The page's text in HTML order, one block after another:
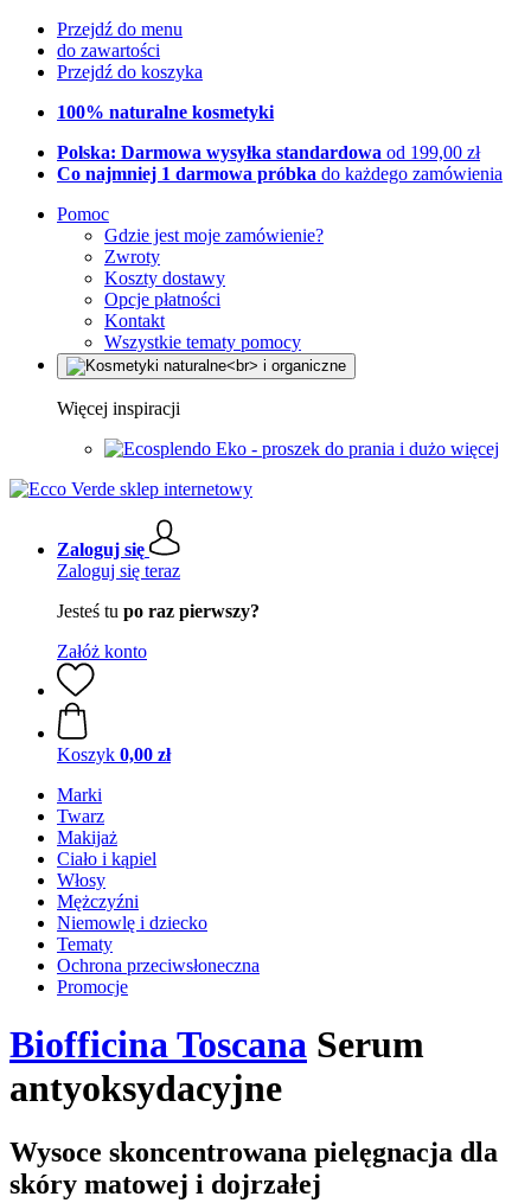
Przejdź do menu
do zawartości
Przejdź do koszyka
100% naturalne kosmetyki
Polska: Darmowa wysyłka standardowa od 199,00 zł
Co najmniej 1 darmowa próbka do każdego zamówienia
Pomoc
Gdzie jest moje zamówienie?
Zwroty
Koszty dostawy
Opcje płatności
Kontakt
Wszystkie tematy pomocy
Więcej inspiracji
Eko - proszek do prania i dużo więcej
Zaloguj się
Zaloguj się teraz
Jesteś tu po raz pierwszy?
Załóż konto
Koszyk 0,00 zł
Marki
Twarz
Makijaż
Ciało i kąpiel
Włosy
Mężczyźni
Niemowlę i dziecko
Tematy
Ochrona przeciwsłoneczna
Promocje
Biofficina Toscana Serum
antyoksydacyjne
Wysoce skoncentrowana pielęgnacja dla
skóry matowej i dojrzałej